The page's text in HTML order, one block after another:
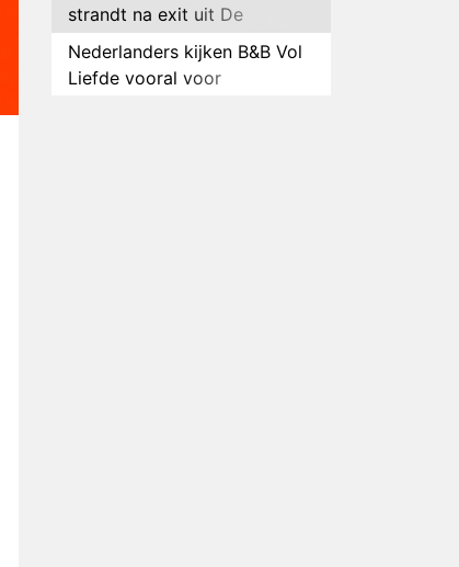
strandt na exit uit De
Bondgenoten
Nederlanders kijken B&B Vol
Liefde vooral voor